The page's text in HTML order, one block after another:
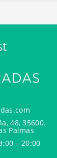
48, 35600.
Palmas
– 20:00